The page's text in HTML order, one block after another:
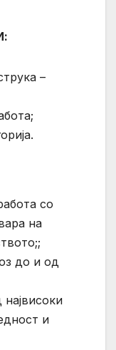
–
со
на
до и од
и